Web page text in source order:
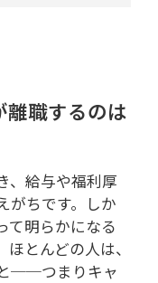
離職するのは
、給与や福利厚
がちです。しか
て明らかになる
とんどの人は、
──つまりキャ